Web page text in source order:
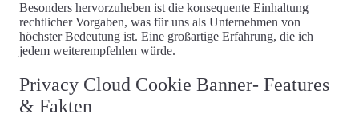
Besonders hervorzuheben ist die konsequente Einhaltung
rechtlicher Vorgaben, was für uns als Unternehmen von
höchster Bedeutung ist. Eine großartige Erfahrung, die ich
jedem weiterempfehlen würde.
Privacy Cloud Cookie Banner- Features
& Fakten